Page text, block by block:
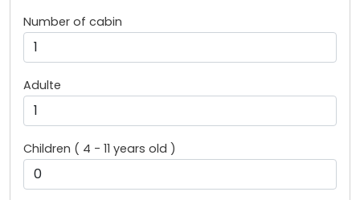
Number of cabin
Adulte
Children ( 4 - 11 years old )